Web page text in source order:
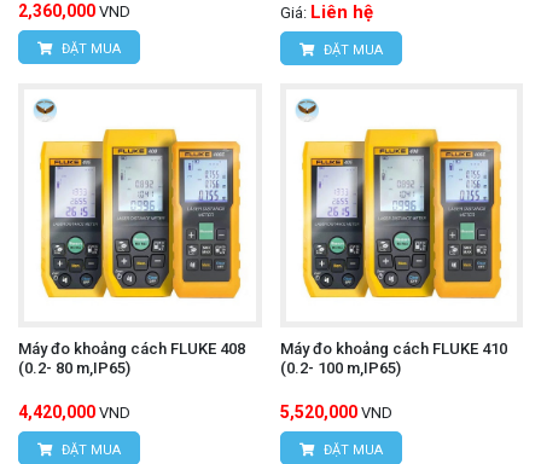
2,360,000 VND
ĐẶT MUA
Giá: Liên hệ
ĐẶT MUA
Máy đo khoảng cách FLUKE 408
(0.2- 80 m,IP65)
4,420,000 VND
ĐẶT MUA
Máy đo khoảng cách FLUKE 410
(0.2- 100 m,IP65)
5,520,000 VND
ĐẶT MUA